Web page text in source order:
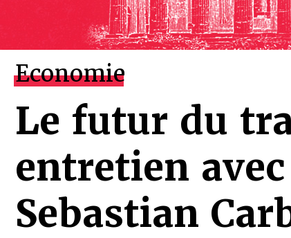
Economie
Le futur du
entretien avec
Sebastian